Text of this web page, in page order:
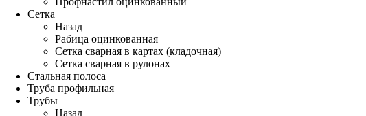
Сетка
Назад
Рабица оцинкованная
Сетка сварная в картах (кладочная)
Сетка сварная в рулонах
Стальная полоса
Труба профильная
Трубы
Назад